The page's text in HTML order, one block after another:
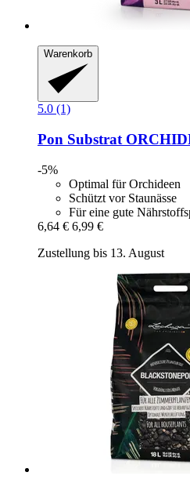
Warenkorb
5.0 (1)
Pon Substrat
-5%
Optimal für Orchideen
Schützt vor Staunässe
Für eine gute
6,64 € 6,99 €
Zustellung bis 13. August